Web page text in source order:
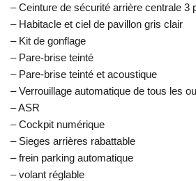
– Ceinture de sécurité arrière centrale 3
– Habitacle et ciel de pavillon gris clair
– Kit de gonflage
– Pare-brise teinté
– Pare-brise teinté et acoustique
– Verrouillage automatique de tous les
– ASR
– Cockpit numérique
– Sieges arrières rabattable
– frein parking automatique
– volant réglable